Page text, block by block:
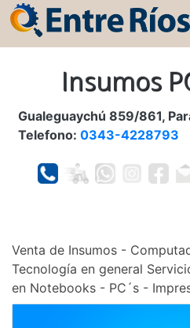
Insumos
Gualeguaychú 859/861,
Telefono: 0343-4228793
Venta de Insumos -
Tecnología en general
en Notebooks - PC´s -